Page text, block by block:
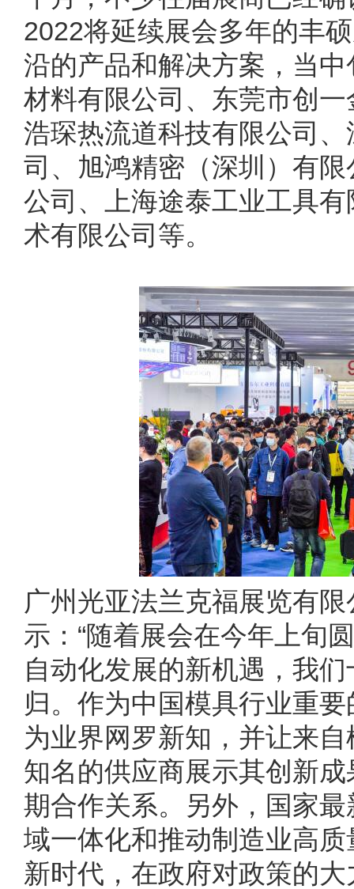
2022将延续展会多年的丰
沿的产品和解决方案，当
材料有限公司、东莞市创
浩琛热流道科技有限公司
司、旭鸿精密（深圳）有
公司、上海途泰工业工具
术有限公司等。
广州光亚法兰克福展览有
示：“随着展会在今年上旬
自动化发展的新机遇，我
归。作为中国模具行业重
为业界网罗新知，并让来
知名的供应商展示其创新
期合作关系。另外，国家最
域一体化和推动制造业高
新时代，在政府对政策的